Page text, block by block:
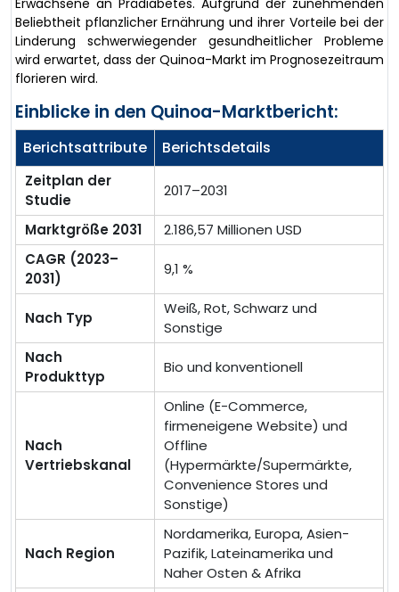
Erwachsene an Prädiabetes. Aufgrund der zunehmenden
Beliebtheit pflanzlicher Ernährung und ihrer Vorteile bei der
Linderung schwerwiegender gesundheitlicher Probleme
wird erwartet, dass der Quinoa-Markt im Prognosezeitraum
florieren wird.
Einblicke in den Quinoa-Marktbericht:
Berichtsattribute Berichtsdetails
Zeitplan der
Studie
2017–2031
Marktgröße 2031
2.186,57 Millionen USD
CAGR (2023–
2031)
9,1 %
Nach Typ
Weiß, Rot, Schwarz und
Sonstige
Nach
Produkttyp
Bio und konventionell
Nach
Vertriebskanal
Online (E-Commerce,
firmeneigene Website) und
Offline
(Hypermärkte/Supermärkte,
Convenience Stores und
Sonstige)
Nach Region
Nordamerika, Europa, Asien-
Pazifik, Lateinamerika und
Naher Osten & Afrika